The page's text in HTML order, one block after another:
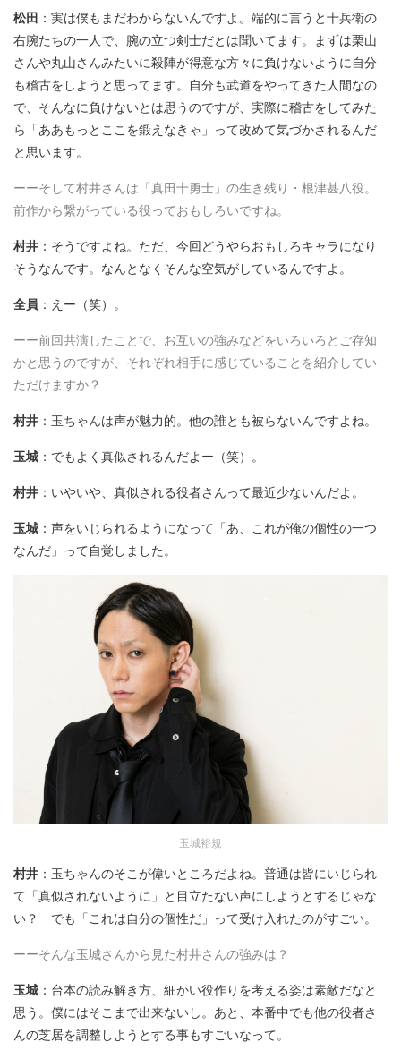
松田 ：実は僕もまだわからないんですよ。端的に言うと十兵衛の
右腕たちの一人で、腕の立つ剣士だとは聞いてます。まずは栗山
さんや丸山さんみたいに殺陣が得意な方々に負けないように自分
も稽古をしようと思ってます。自分も武道をやってきた人間なの
で、そんなに負けないとは思うのですが、実際に稽古をしてみた
ら「ああもっとここを鍛えなきゃ」って改めて気づかされるんだ
と思います。
ーーそして村井さんは「真田十勇士」の生き残り・根津甚八役。
前作から繋がっている役っておもしろいですね。
村井 ：そうですよね。ただ、今回どうやらおもしろキャラになり
そうなんです。なんとなくそんな空気がしているんですよ。
全員 ：えー（笑）。
ーー前回共演したことで、お互いの強みなどをいろいろとご存知
かと思うのですが、それぞれ相手に感じていることを紹介してい
ただけますか？
村井 ：玉ちゃんは声が魅力的。他の誰とも被らないんですよね。
玉城 ：でもよく真似されるんだよー（笑）。
村井 ：いやいや、真似される役者さんって最近少ないんだよ。
玉城 ：声をいじられるようになって「あ、これが俺の個性の一つ
なんだ」って自覚しました。
玉城裕規
村井 ：玉ちゃんのそこが偉いところだよね。普通は皆にいじられ
て「真似されないように」と目立たない声にしようとするじゃな
い？ でも「これは自分の個性だ」って受け入れたのがすごい。
ーーそんな玉城さんから見た村井さんの強みは？
玉城 ：台本の読み解き方、細かい役作りを考える姿は素敵だなと
思う。僕にはそこまで出来ないし。あと、本番中でも他の役者さ
んの芝居を調整しようとする事もすごいなって。